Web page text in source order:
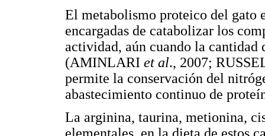
El metabolismo proteico del gato
encargadas de catabolizar los
actividad, aún cuando la cantidad
(AMINLARI et al., 2007;
permite la conservación del
abastecimiento continuo de
La arginina, taurina, metionina,